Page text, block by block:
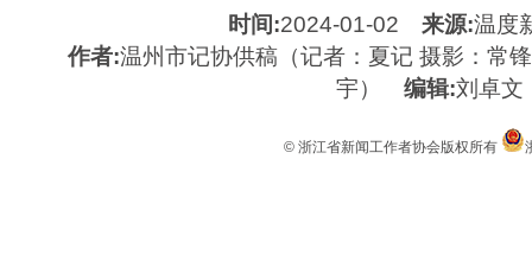
时间:2024-01-02来源:温度
作者:温州市记协供稿（记者：夏记 摄影：常
宇）编辑:刘卓文
© 浙江省新闻工作者协会版权所有